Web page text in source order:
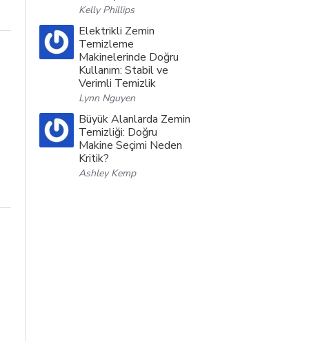
Kelly Phillips
Elektrikli Zemin
Temizleme
Makinelerinde Doğru
Kullanım: Stabil ve
Verimli Temizlik
Lynn Nguyen
Büyük Alanlarda Zemin
Temizliği: Doğru
Makine Seçimi Neden
Kritik?
Ashley Kemp